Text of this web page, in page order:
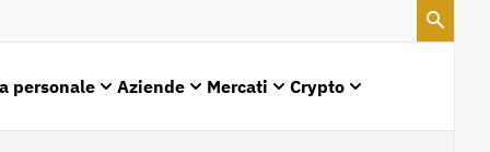
personale Aziende Mercati Crypto